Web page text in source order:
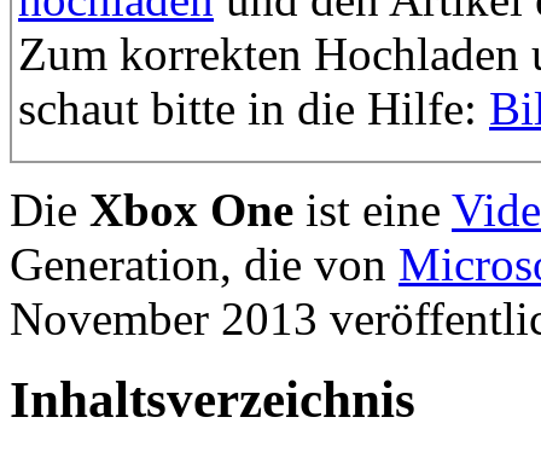
Zum korrekten
schaut bitte in die Hilfe:
Die Xbox One ist eine
Generation, die von
November 2013
Inhaltsverzeichnis